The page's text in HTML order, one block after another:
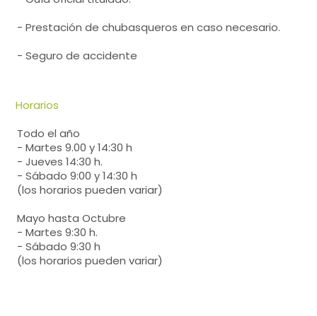
- Prestación de chubasqueros en caso necesario.
- Seguro de accidente
Horarios
Todo el año
- Martes 9.00 y 14:30 h
- Jueves 14:30 h.
- Sábado 9:00 y 14:30 h
(los horarios pueden variar)
Mayo hasta Octubre
- Martes 9:30 h.
- Sábado 9:30 h
(los horarios pueden variar)